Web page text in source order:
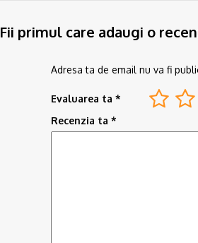
Fii primul care adaugi o
Adresa ta de email nu va fi
Evaluarea ta *
Recenzia ta *